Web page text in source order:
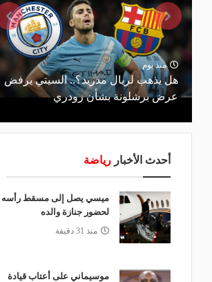
منذ يوم
هل يذهب لريال مدريد؟.. السيتي يرفض
عرض برشلونة بشأن رودري
أحدث الأخبار رياضة
ميسي يصل إلى مسقط رأسه
لحضور جنازة والده
منذ 31 دقيقة
موسيماني على أعتاب قيادة